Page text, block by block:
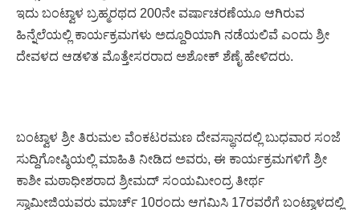
ಇದು ಬಂಟ್ವಾಳ ಬ್ರಹ್ಮರಥದ 200ನೇ ವರ್ಷಾಚರಣೆಯೂ ಆಗಿರುವ
ಹಿನ್ನೆಲೆಯಲ್ಲಿ ಕಾರ್ಯಕ್ರಮಗಳು ಅದ್ದೂರಿಯಾಗಿ ನಡೆಯಲಿವೆ ಎಂದು ಶ್ರೀ
ದೇವಳದ ಆಡಳಿತ ಮೊತ್ತೇಸರರಾದ ಅಶೋಕ್‌ ಶೆಣೈ ಹೇಳಿದರು.
ಬಂಟ್ವಾಳ ಶ್ರೀ ತಿರುಮಲ ವೆಂಕಟರಮಣ ದೇವಸ್ಥಾನದಲ್ಲಿ ಬುಧವಾರ ಸಂಜೆ
ಸುದ್ದಿಗೋಷ್ಠಿಯಲ್ಲಿ ಮಾಹಿತಿ ನೀಡಿದ ಅವರು, ಈ ಕಾರ್ಯಕ್ರಮಗಳಿಗೆ ಶ್ರೀ
ಕಾಶೀ ಮಠಾಧೀಶರಾದ ಶ್ರೀಮದ್ ಸಂಯಮೀಂದ್ರ ತೀರ್ಥ
ಸ್ವಾಮೀಜಿಯವರು ಮಾರ್ಚ್ 10ರಂದು ಆಗಮಿಸಿ 17ರವರೆಗೆ ಬಂಟ್ವಾಳದಲ್ಲಿ